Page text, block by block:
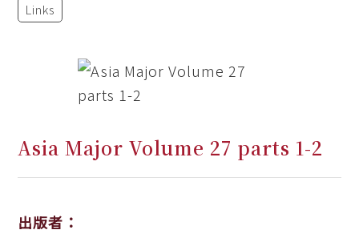
Links
Asia Major Volume 27 parts 1-2
出版者：